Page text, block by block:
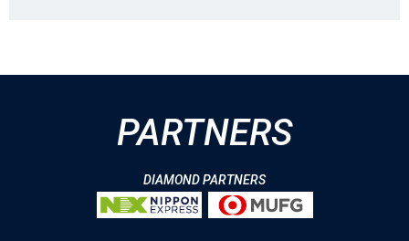
PARTNERS
DIAMOND PARTNERS